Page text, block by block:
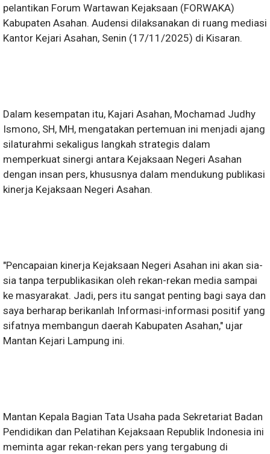
pelantikan Forum Wartawan Kejaksaan (FORWAKA)
Kabupaten Asahan. Audensi dilaksanakan di ruang mediasi
Kantor Kejari Asahan, Senin (17/11/2025) di Kisaran.
Dalam kesempatan itu, Kajari Asahan, Mochamad Judhy
Ismono, SH, MH, mengatakan pertemuan ini menjadi ajang
silaturahmi sekaligus langkah strategis dalam
memperkuat sinergi antara Kejaksaan Negeri Asahan
dengan insan pers, khususnya dalam mendukung publikasi
kinerja Kejaksaan Negeri Asahan.
"Pencapaian kinerja Kejaksaan Negeri Asahan ini akan sia-
sia tanpa terpublikasikan oleh rekan-rekan media sampai
ke masyarakat. Jadi, pers itu sangat penting bagi saya dan
saya berharap berikanlah Informasi-informasi positif yang
sifatnya membangun daerah Kabupaten Asahan," ujar
Mantan Kejari Lampung ini.
Mantan Kepala Bagian Tata Usaha pada Sekretariat Badan
Pendidikan dan Pelatihan Kejaksaan Republik Indonesia ini
meminta agar rekan-rekan pers yang tergabung di